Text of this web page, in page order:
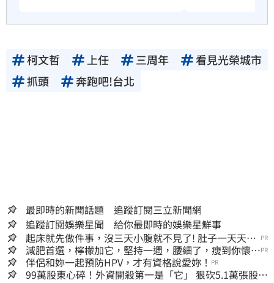
柯文哲 上任 三周年
看見光榮城市
抓頭
奔跑吧!台北
最即時的新聞話題 追蹤訂閱三立新聞網
追蹤訂閱娛樂星聞 給你最即時的娛樂星鮮事
起床就先做件事，沒三天小腹就不見了! 肚子一天天變
小！
PR
減肥首選，檸檬加它，堅持一週，腰細了，瘦到你懷疑
人生
PR
伴侶和妳一起預防HPV，才有資格說愛妳！ PR
99萬股東心碎！外資開殺第一是「它」 狠砍5.1萬張股價